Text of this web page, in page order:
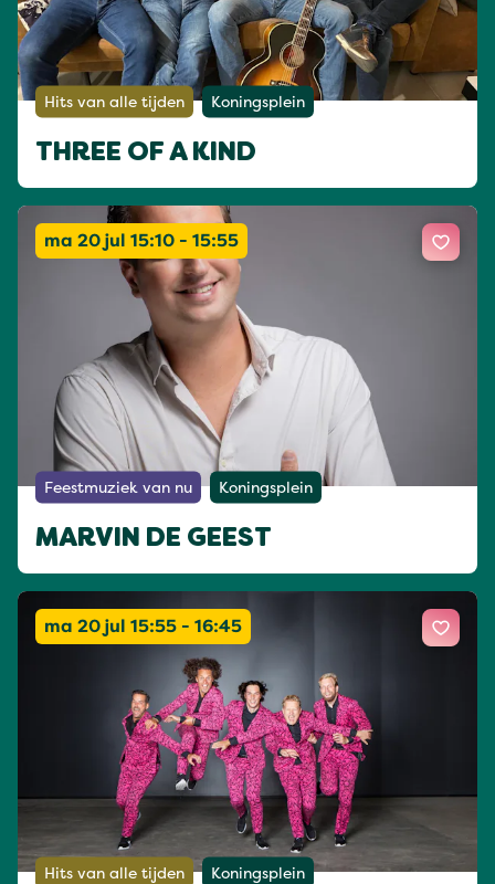
Hits van alle tijden Koningsplein
THREE OF A KIND
ma 20 jul 15:10 - 15:55
Feestmuziek van nu Koningsplein
MARVIN DE GEEST
ma 20 jul 15:55 - 16:45
Hits van alle tijden Koningsplein